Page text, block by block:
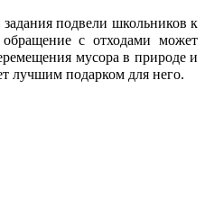
подвели школьников к
с отходами может
мусора в природе и
лучшим подарком для него.